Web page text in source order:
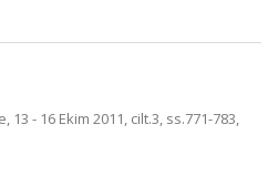
- 16 Ekim 2011, cilt.3, ss.771-783,